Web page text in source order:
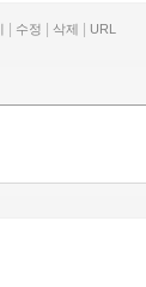
수정 삭제 URL